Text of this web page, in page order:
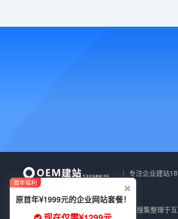
｜ 专注企业建站
免责声明：本站所有资源(模板、图片)搜集整理于
首年福利
原首年 1999元的企业网站套餐！